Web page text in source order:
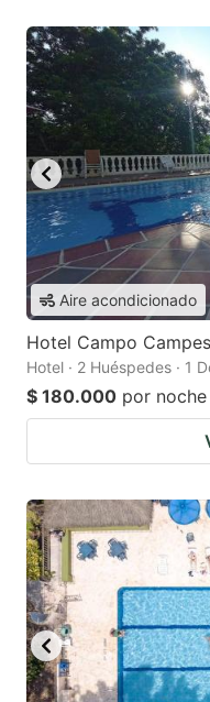
Aire acondicionado
Hotel Campo
Hotel · 2 Huéspedes · 1
$ 180.000 por noche